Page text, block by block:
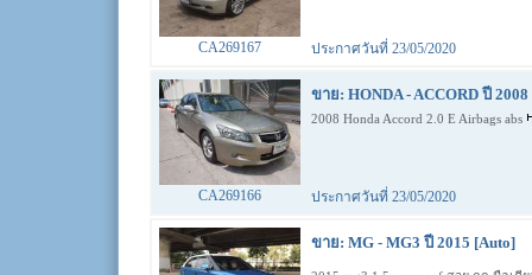
CA269167 ประกาศวันที่ 23/05/2020
ขาย: HONDA - ACCORD ปี
2008 Honda Accord 2.0 E Airbags abs
CA269166 ประกาศวันที่ 23/05/2020
ขาย: MG - MG3 ปี 2015 [Auto]